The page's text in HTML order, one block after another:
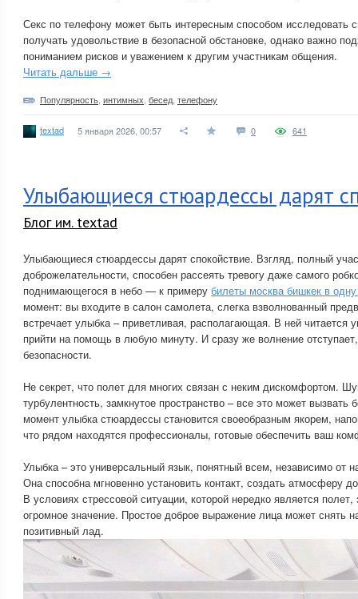
Секс по телефону может быть интересным способом исследовать
получать удовольствие в безопасной обстановке, однако важно
пониманием рисков и уважением к другим участникам общения.
Читать дальше →
Популярность интимных бесед телефону
textad 5 января 2026, 00:57 0 641
Улыбающиеся стюардессы дарят
Блог им. textad
Улыбающиеся стюардессы дарят спокойствие. Взгляд, полный
доброжелательности, способен рассеять тревогу даже самого
поднимающегося в небо — к примеру билеты москва бишкек в
момент: вы входите в салон самолета, слегка взволнованный
встречает улыбка – приветливая, располагающая. В ней читается
прийти на помощь в любую минуту. И сразу же волнение
безопасности.
Не секрет, что полет для многих связан с неким дискомфортом.
турбулентность, замкнутое пространство – все это может вызвать
момент улыбка стюардессы становится своеобразным якорем,
что рядом находятся профессионалы, готовые обеспечить ваш
Улыбка – это универсальный язык, понятный всем, независимо от
Она способна мгновенно установить контакт, создать атмосферу
В условиях стрессовой ситуации, которой нередко является
огромное значение. Простое доброе выражение лица может снять
позитивный лад.